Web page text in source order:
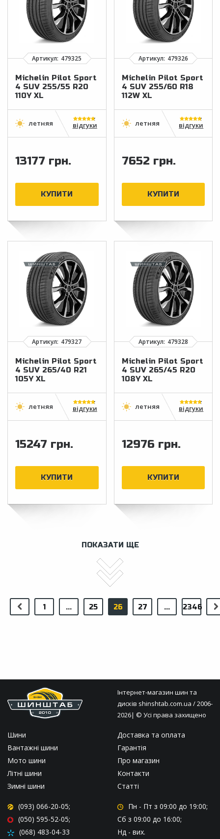
Michelin Pilot Sport
4 SUV 255/55 R20
110Y XL
відгуки
13177 грн.
Michelin Pilot Sport
4 SUV 255/60 R18
112W XL
відгуки
7652 грн.
Michelin Pilot Sport
4 SUV 265/40 R21
105Y XL
відгуки
15247 грн.
Michelin Pilot Sport
4 SUV 265/45 R20
108Y XL
відгуки
12976 грн.
ПОКАЗАТИ ЩЕ
1 ... 25 26 27 ... 2346
Шини
Вантажні шини
Мото шини
Літні шини
Зимні шини
Доставка та оплата
Гарантія
Про магазин
Контакти
Статті
(093) 066-20-05;
(050) 595-52-05;
(068) 483-04-33
Пн - Пт з 09:00 до 19:00;
Сб з 09:00 до 16:00;
Нд - вих.
Інтернет-магазин шин та
дисків shinshtab.com.ua / 2006-
2026| © Усі права захищено